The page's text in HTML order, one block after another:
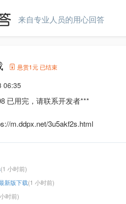
来自专业人员的用心回答
悬赏1元 已结束
06:35
已用完，请联系开发者***
m.ddpx.net/3u5akf2s.html
(1 小时前)
新版下载(1 小时前)
时前)